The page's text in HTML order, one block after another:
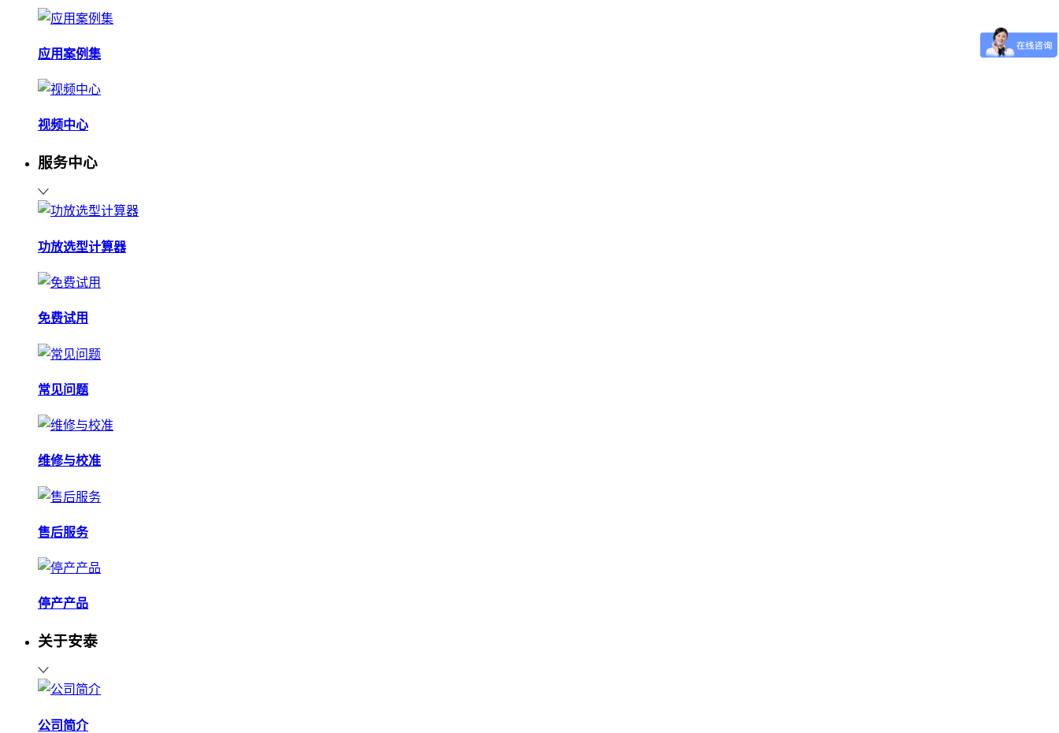
应用案例集
视频中心
服务中心
功放选型计算器
免费试用
常见问题
维修与校准
售后服务
停产产品
关于安泰
公司简介